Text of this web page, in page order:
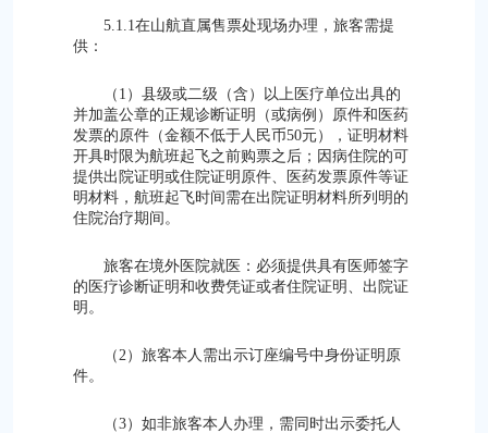
5.1.1在山航直属售票处现场办理，旅客需提
供：
（1）县级或二级（含）以上医疗单位出具的
并加盖公章的正规诊断证明（或病例）原件和医药
发票的原件（金额不低于人民币50元），证明材料
开具时限为航班起飞之前购票之后；因病住院的可
提供出院证明或住院证明原件、医药发票原件等证
明材料，航班起飞时间需在出院证明材料所列明的
住院治疗期间。
旅客在境外医院就医：必须提供具有医师签字
的医疗诊断证明和收费凭证或者住院证明、出院证
明。
（2）旅客本人需出示订座编号中身份证明原
件。
（3）如非旅客本人办理，需同时出示委托人